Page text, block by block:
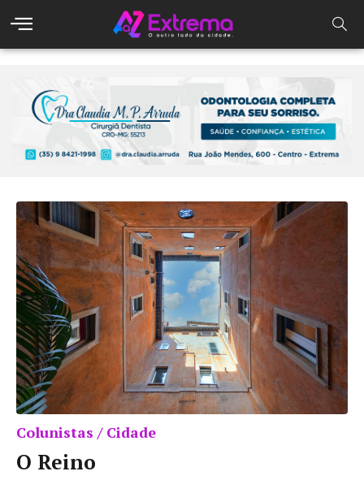
Colunistas / Cidade
O Reino